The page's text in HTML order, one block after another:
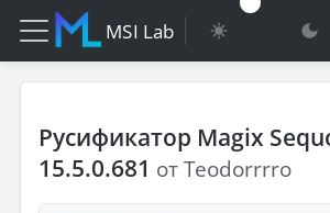
MSI Lab
Русификатор Magix
15.5.0.681 от Teodorrrro